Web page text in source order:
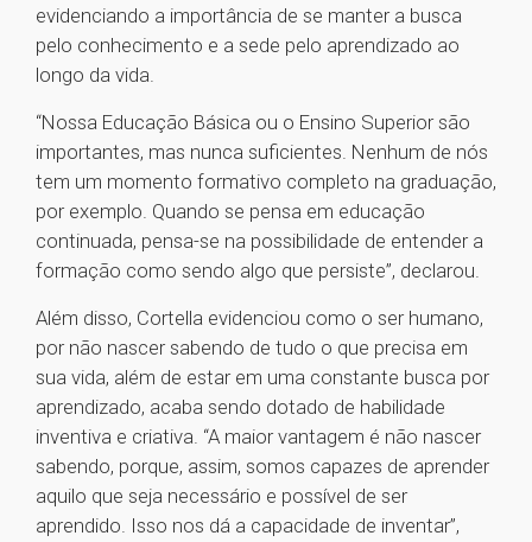
evidenciando a importância de se manter a busca
pelo conhecimento e a sede pelo aprendizado ao
longo da vida.
“Nossa Educação Básica ou o Ensino Superior são
importantes, mas nunca suficientes. Nenhum de nós
tem um momento formativo completo na graduação,
por exemplo. Quando se pensa em educação
continuada, pensa-se na possibilidade de entender a
formação como sendo algo que persiste”, declarou.
Além disso, Cortella evidenciou como o ser humano,
por não nascer sabendo de tudo o que precisa em
sua vida, além de estar em uma constante busca por
aprendizado, acaba sendo dotado de habilidade
inventiva e criativa. “A maior vantagem é não nascer
sabendo, porque, assim, somos capazes de aprender
aquilo que seja necessário e possível de ser
aprendido. Isso nos dá a capacidade de inventar”,